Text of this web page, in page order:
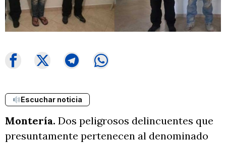
Escuchar noticia
Montería. Dos peligrosos delincuentes que
presuntamente pertenecen al denominado